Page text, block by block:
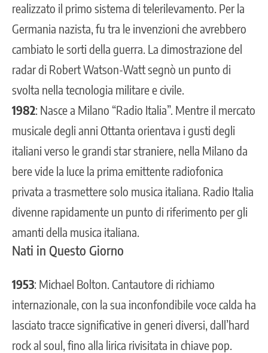
realizzato il primo sistema di telerilevamento. Per la
Germania nazista, fu tra le invenzioni che avrebbero
cambiato le sorti della guerra. La dimostrazione del
radar di Robert Watson-Watt segnò un punto di
svolta nella tecnologia militare e civile.
1982: Nasce a Milano “Radio Italia”. Mentre il mercato
musicale degli anni Ottanta orientava i gusti degli
italiani verso le grandi star straniere, nella Milano da
bere vide la luce la prima emittente radiofonica
privata a trasmettere solo musica italiana. Radio Italia
divenne rapidamente un punto di riferimento per gli
amanti della musica italiana.
Nati in Questo Giorno
1953: Michael Bolton. Cantautore di richiamo
internazionale, con la sua inconfondibile voce calda ha
lasciato tracce significative in generi diversi, dall’hard
rock al soul, fino alla lirica rivisitata in chiave pop.